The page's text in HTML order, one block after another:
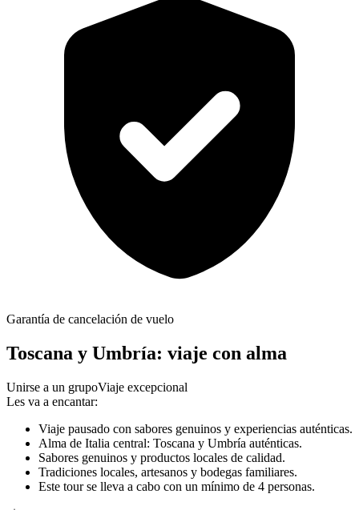
Garantía de cancelación de vuelo
Toscana y Umbría: viaje con alma
Unirse a un grupoViaje excepcional
Les va a encantar:
Viaje pausado con sabores genuinos y experiencias auténticas.
Alma de Italia central: Toscana y Umbría auténticas.
Sabores genuinos y productos locales de calidad.
Tradiciones locales, artesanos y bodegas familiares.
Este tour se lleva a cabo con un mínimo de 4 personas.